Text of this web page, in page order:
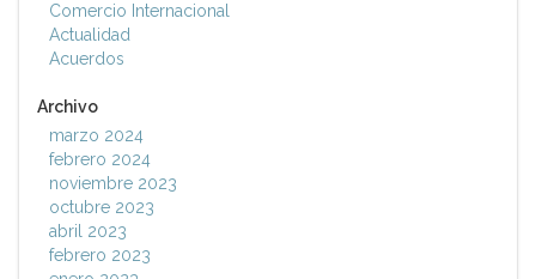
Comercio Internacional
Actualidad
Acuerdos
Archivo
marzo 2024
febrero 2024
noviembre 2023
octubre 2023
abril 2023
febrero 2023